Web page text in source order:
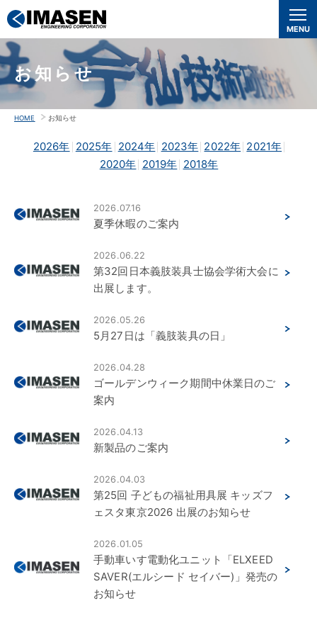
本
文
へ
移
動
MENU
お知らせ
HOME お知らせ
2026年 2025年 2024年 2023年 2022年 2021年
2020年 2019年 2018年
2026.07.16
夏季休暇のご案内
2026.06.22
第32回日本義肢装具士協会学術大会に
出展します。
2026.05.26
5月27日は「義肢装具の日」
2026.04.28
ゴールデンウィーク期間中休業日のご
案内
2026.04.13
新製品のご案内
2026.04.03
第25回 子どもの福祉用具展 キッズフ
ェスタ東京2026 出展のお知らせ
2026.01.05
手動車いす電動化ユニット「ELXEED
SAVER(エルシード セイバー)」発売の
お知らせ